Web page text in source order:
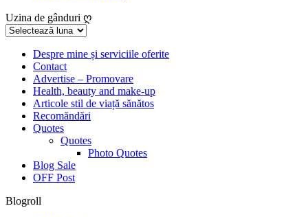
Uzina de gânduri ღ
Uzina
gânduriDespre mine și serviciile oferite
Contact
Advertise – Promovare
Health, beauty and make-up
Articole stil de viață sănătos
Recomăndări
Quotes
Quotes
Photo Quotes
Blog Sale
OFF Post
Blogroll